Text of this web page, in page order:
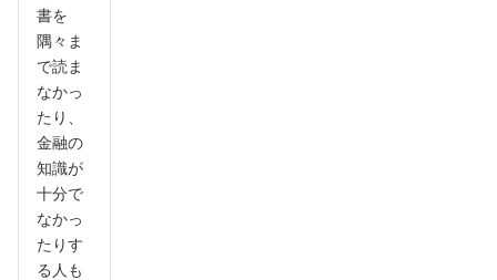
書を
隅々ま
で読ま
なかっ
たり、
金融の
知識が
十分で
なかっ
たりす
る人も